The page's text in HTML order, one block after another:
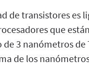
de transistores es
que
3 nanómetros de
de los